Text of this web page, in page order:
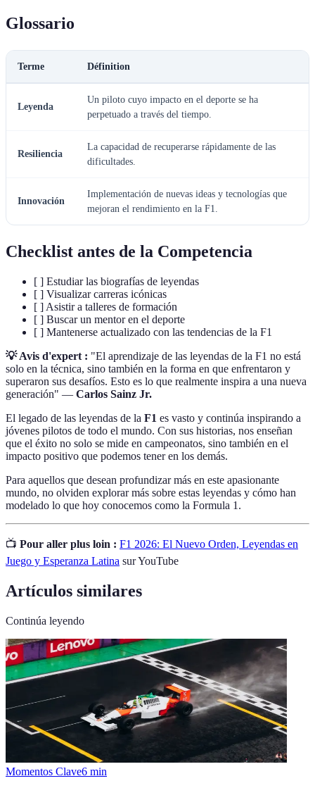
Glossario
Terme Définition
Leyenda
Un piloto cuyo impacto en el deporte se ha
perpetuado a través del tiempo.
Resiliencia
La capacidad de recuperarse rápidamente de las
dificultades.
Innovación
Implementación de nuevas ideas y tecnologías que
mejoran el rendimiento en la F1.
Checklist antes de la Competencia
[ ] Estudiar las biografías de leyendas
[ ] Visualizar carreras icónicas
[ ] Asistir a talleres de formación
[ ] Buscar un mentor en el deporte
[ ] Mantenerse actualizado con las tendencias de la F1
💡 Avis d'expert : "El aprendizaje de las leyendas de la F1 no está
solo en la técnica, sino también en la forma en que enfrentaron y
superaron sus desafíos. Esto es lo que realmente inspira a una nueva
generación" — Carlos Sainz Jr.
El legado de las leyendas de la F1 es vasto y continúa inspirando a
jóvenes pilotos de todo el mundo. Con sus historias, nos enseñan
que el éxito no solo se mide en campeonatos, sino también en el
impacto positivo que podemos tener en los demás.
Para aquellos que desean profundizar más en este apasionante
mundo, no olviden explorar más sobre estas leyendas y cómo han
modelado lo que hoy conocemos como la Formula 1.
📺 Pour aller plus loin : F1 2026: El Nuevo Orden, Leyendas en
Juego y Esperanza Latina sur YouTube
Artículos similares
Continúa leyendo
Momentos Clave6 min